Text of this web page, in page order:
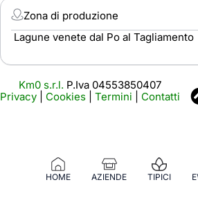
HOME AZIENDE TIPICI
Zona di produzione
Lagune venete dal Po al Tagliamento
Km0 s.r.l. P.Iva 04553850407
Privacy
Cookies Termini Contatti